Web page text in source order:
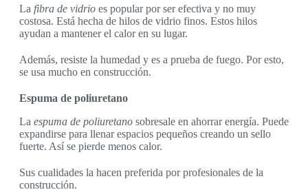
La fibra de vidrio es popular por ser efectiva y no muy
costosa. Está hecha de hilos de vidrio finos. Estos hilos
ayudan a mantener el calor en su lugar.
Además, resiste la humedad y es a prueba de fuego. Por esto,
se usa mucho en construcción.
Espuma de poliuretano
La espuma de poliuretano sobresale en ahorrar energía. Puede
expandirse para llenar espacios pequeños creando un sello
fuerte. Así se pierde menos calor.
Sus cualidades la hacen preferida por profesionales de la
construcción.